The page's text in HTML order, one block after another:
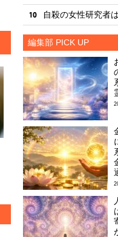
・
自殺の女性研究者
編集部 PICK UP